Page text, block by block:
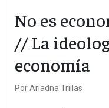
No es
// La
economía
PorAriadna Trillas